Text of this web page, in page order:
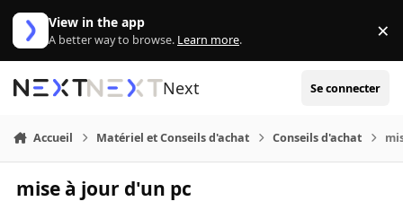
Aller au contenu
View in the app
A better way to browse. Learn more. ×
Next Se connecter
Accueil Matériel et Conseils d'achat Conseils d'achat
mise à jour d'un pc